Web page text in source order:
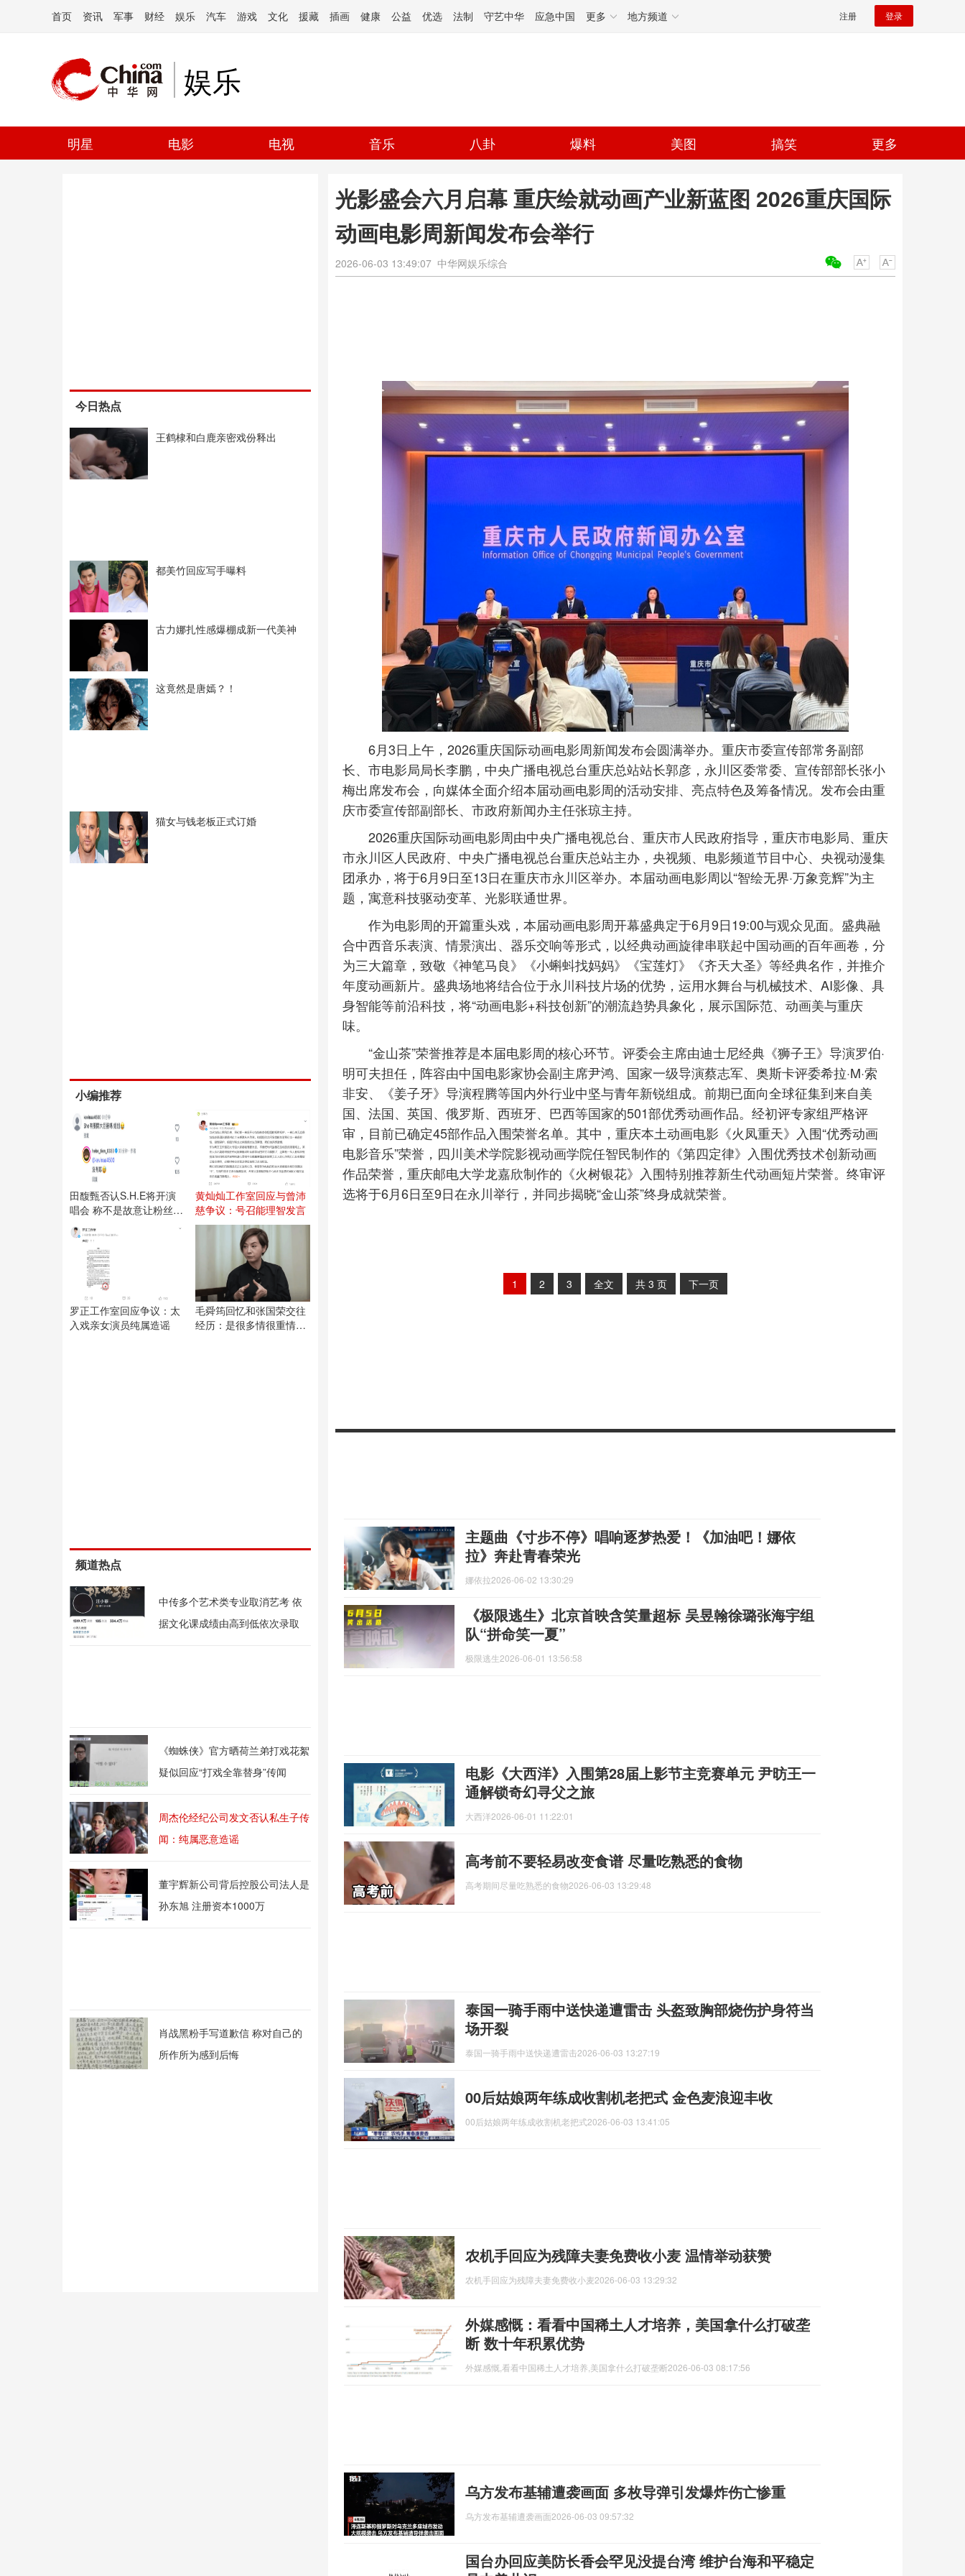
首页 资讯 军事 财经 娱乐 汽车 游戏 文化 援藏 插画 健康 公益 优选 法制 守艺中华 应急中国 更多 地方频道 注册 登录
娱乐
明星 电影 电视 音乐 八卦 爆料 美图 搞笑 更多
今日热点
王鹤棣和白鹿亲密戏份释出
都美竹回应写手曝料
古力娜扎性感爆棚成新一代美神
这竟然是唐嫣？！
猫女与钱老板正式订婚
小编推荐
田馥甄否认S.H.E将开演
唱会 称不是故意让粉丝失
望
黄灿灿工作室回应与曾沛
慈争议：号召能理智发言
罗正工作室回应争议：太
入戏亲女演员纯属造谣
毛舜筠回忆和张国荣交往
经历：是很多情很重情的
频道热点
中传多个艺术类专业取消艺考 依
据文化课成绩由高到低依次录取
《蜘蛛侠》官方晒荷兰弟打戏花絮
疑似回应“打戏全靠替身”传闻
周杰伦经纪公司发文否认私生子传
闻：纯属恶意造谣
董宇辉新公司背后控股公司法人是
孙东旭 注册资本1000万
肖战黑粉手写道歉信 称对自己的
所作所为感到后悔
光影盛会六月启幕 重庆绘就动画产业新蓝图 2026重庆国际
动画电影周新闻发布会举行
2026-06-03 13:49:07 中华网娱乐综合
6月3日上午，2026重庆国际动画电影周新闻发布会圆满举办。重庆市委宣传部常务副部
长、市电影局局长李鹏，中央广播电视总台重庆总站站长郭彦，永川区委常委、宣传部部长张小
梅出席发布会，向媒体全面介绍本届动画电影周的活动安排、亮点特色及筹备情况。发布会由重
庆市委宣传部副部长、市政府新闻办主任张琼主持。
2026重庆国际动画电影周由中央广播电视总台、重庆市人民政府指导，重庆市电影局、重庆
市永川区人民政府、中央广播电视总台重庆总站主办，央视频、电影频道节目中心、央视动漫集
团承办，将于6月9日至13日在重庆市永川区举办。本届动画电影周以“智绘无界·万象竞辉”为主
题，寓意科技驱动变革、光影联通世界。
作为电影周的开篇重头戏，本届动画电影周开幕盛典定于6月9日19:00与观众见面。盛典融
合中西音乐表演、情景演出、器乐交响等形式，以经典动画旋律串联起中国动画的百年画卷，分
为三大篇章，致敬《神笔马良》《小蝌蚪找妈妈》《宝莲灯》《齐天大圣》等经典名作，并推介
年度动画新片。盛典场地将结合位于永川科技片场的优势，运用水舞台与机械技术、AI影像、具
身智能等前沿科技，将“动画电影+科技创新”的潮流趋势具象化，展示国际范、动画美与重庆
味。
“金山茶”荣誉推荐是本届电影周的核心环节。评委会主席由迪士尼经典《狮子王》导演罗伯·
明可夫担任，阵容由中国电影家协会副主席尹鸿、国家一级导演蔡志军、奥斯卡评委希拉·M·索
非安、《姜子牙》导演程腾等国内外行业中坚与青年新锐组成。前期已面向全球征集到来自美
国、法国、英国、俄罗斯、西班牙、巴西等国家的501部优秀动画作品。经初评专家组严格评
审，目前已确定45部作品入围荣誉名单。其中，重庆本土动画电影《火凤重天》入围“优秀动画
电影音乐”荣誉，四川美术学院影视动画学院任智民制作的《第四定律》入围优秀技术创新动画
作品荣誉，重庆邮电大学龙嘉欣制作的《火树银花》入围特别推荐新生代动画短片荣誉。终审评
选将于6月6日至9日在永川举行，并同步揭晓“金山茶”终身成就荣誉。
1 2 3 全文 共 3 页 下一页
主题曲《寸步不停》唱响逐梦热爱！《加油吧！娜依
拉》奔赴青春荣光
娜依拉2026-06-02 13:30:29
《极限逃生》北京首映含笑量超标 吴昱翰徐璐张海宇组
队“拼命笑一夏”
极限逃生2026-06-01 13:56:58
电影《大西洋》入围第28届上影节主竞赛单元 尹昉王一
通解锁奇幻寻父之旅
大西洋2026-06-01 11:22:01
高考前不要轻易改变食谱 尽量吃熟悉的食物
高考期间尽量吃熟悉的食物2026-06-03 13:29:48
泰国一骑手雨中送快递遭雷击 头盔致胸部烧伤护身符当
场开裂
泰国一骑手雨中送快递遭雷击2026-06-03 13:27:19
00后姑娘两年练成收割机老把式 金色麦浪迎丰收
00后姑娘两年练成收割机老把式2026-06-03 13:41:05
农机手回应为残障夫妻免费收小麦 温情举动获赞
农机手回应为残障夫妻免费收小麦2026-06-03 13:29:32
外媒感慨：看看中国稀土人才培养，美国拿什么打破垄
断 数十年积累优势
外媒感慨,看看中国稀土人才培养,美国拿什么打破垄断2026-06-03 08:17:56
乌方发布基辅遭袭画面 多枚导弹引发爆炸伤亡惨重
乌方发布基辅遭袭画面2026-06-03 09:57:32
国台办回应美防长香会罕见没提台湾 维护台海和平稳定